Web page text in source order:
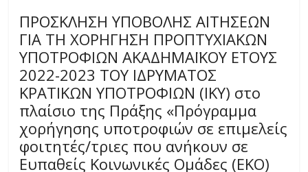
ΠΡΟΣΚΛΗΣΗ ΥΠΟΒΟΛΗΣ ΑΙΤΗΣΕΩΝ
ΓΙΑ ΤΗ ΧΟΡΗΓΗΣΗ ΠΡΟΠΤΥΧΙΑΚΩΝ
ΥΠΟΤΡΟΦΙΩΝ ΑΚΑΔΗΜΑΪΚΟΥ ΕΤΟΥΣ
2022-2023 ΤΟΥ ΙΔΡΥΜΑΤΟΣ
ΚΡΑΤΙΚΩΝ ΥΠΟΤΡΟΦΙΩΝ (ΙΚΥ) στο
πλαίσιο της Πράξης «Πρόγραμμα
χορήγησης υποτροφιών σε επιμελείς
φοιτητές/τριες που ανήκουν σε
Ευπαθείς Κοινωνικές Ομάδες (ΕΚΟ)